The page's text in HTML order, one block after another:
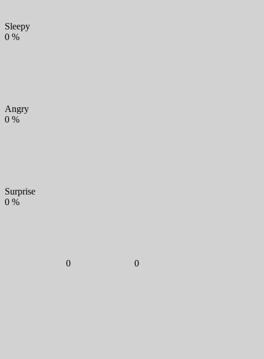
Sleepy
0 %
Angry
0 %
Surprise
0 %
0 0